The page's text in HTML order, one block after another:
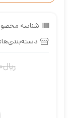
شناسه
دسته‌بندی‌ها:
ریال